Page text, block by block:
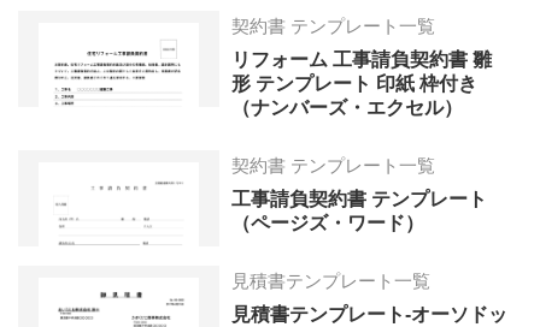
契約書 テンプレート一覧
リフォーム 工事請負契約書 雛
形 テンプレート 印紙 枠付き
（ナンバーズ・エクセル）
契約書 テンプレート一覧
工事請負契約書 テンプレート
（ページズ・ワード）
見積書テンプレート一覧
見積書テンプレート-オーソドッ